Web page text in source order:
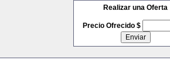
Realizar una Oferta
Precio Ofrecido $